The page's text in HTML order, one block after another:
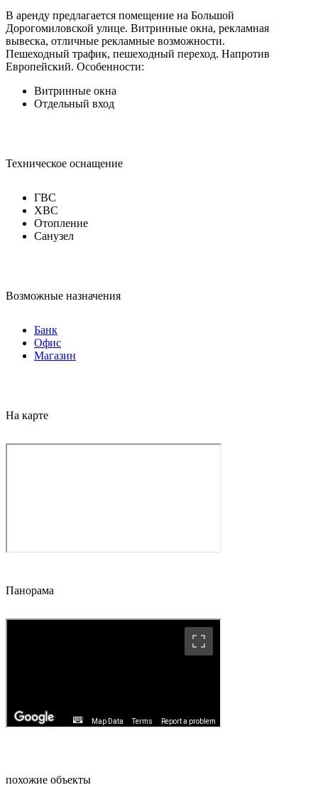
В аренду предлагается помещение на Большой
Дорогомиловской улице. Витринные окна, рекламная
вывеска, отличные рекламные возможности.
Пешеходный трафик, пешеходный переход. Напротив
Европейский. Особенности:
Витринные окна
Отдельный вход
Техническое оснащение
ГВС
ХВС
Отопление
Санузел
Возможные назначения
Банк
Офис
Магазин
На карте
Панорама
похожие объекты